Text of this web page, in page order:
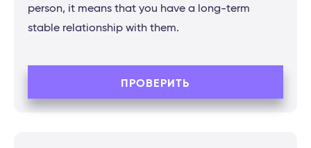
person, it means that you have a long-term
stable relationship with them.
ПРОВЕРИТЬ